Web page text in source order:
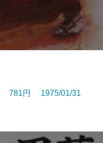
781円 1975/01/31